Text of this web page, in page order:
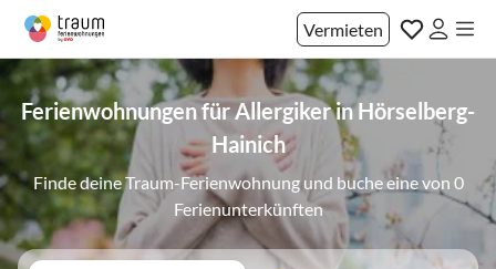
Vermieten
Ferienwohnungen für Allergiker in Hörselberg-
Hainich
Finde deine Traum-Ferienwohnung und buche eine von 0
Ferienunterkünften